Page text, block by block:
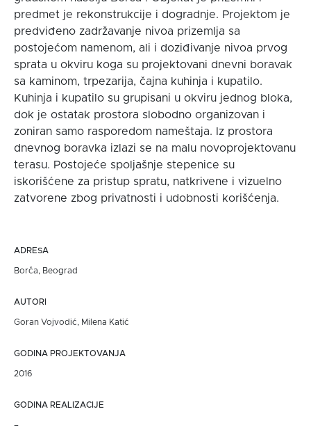
predmet je rekonstrukcije i dogradnje. Projektom je
predviđeno zadržavanje nivoa prizemlja sa
postojećom namenom, ali i doziđivanje nivoa prvog
sprata u okviru koga su projektovani dnevni boravak
sa kaminom, trpezarija, čajna kuhinja i kupatilo.
Kuhinja i kupatilo su grupisani u okviru jednog bloka,
dok je ostatak prostora slobodno organizovan i
zoniran samo rasporedom nameštaja. Iz prostora
dnevnog boravka izlazi se na malu novoprojektovanu
terasu. Postojeće spoljašnje stepenice su
iskorišćene za pristup spratu, natkrivene i vizuelno
zatvorene zbog privatnosti i udobnosti korišćenja.
ADRESA
Borča, Beograd
AUTORI
Goran Vojvodić, Milena Katić
GODINA PROJEKTOVANJA
2016
GODINA REALIZACIJE
–